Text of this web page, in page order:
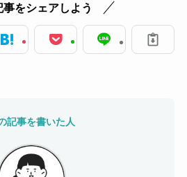
事をシェアしよう
記事を書いた人